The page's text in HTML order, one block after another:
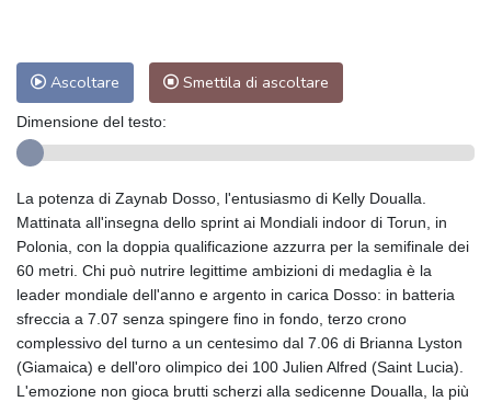
Ascoltare Smettila di ascoltare
Dimensione del testo:
La potenza di Zaynab Dosso, l'entusiasmo di Kelly Doualla.
Mattinata all'insegna dello sprint ai Mondiali indoor di Torun, in
Polonia, con la doppia qualificazione azzurra per la semifinale dei
60 metri. Chi può nutrire legittime ambizioni di medaglia è la
leader mondiale dell'anno e argento in carica Dosso: in batteria
sfreccia a 7.07 senza spingere fino in fondo, terzo crono
complessivo del turno a un centesimo dal 7.06 di Brianna Lyston
(Giamaica) e dell'oro olimpico dei 100 Julien Alfred (Saint Lucia).
L'emozione non gioca brutti scherzi alla sedicenne Doualla, la più